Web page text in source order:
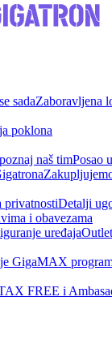
sadaZaboravljena
poklona
naš timPosao
privatnostiDetalji
i obavezama
uređaja
je GigaMAX
FREE i